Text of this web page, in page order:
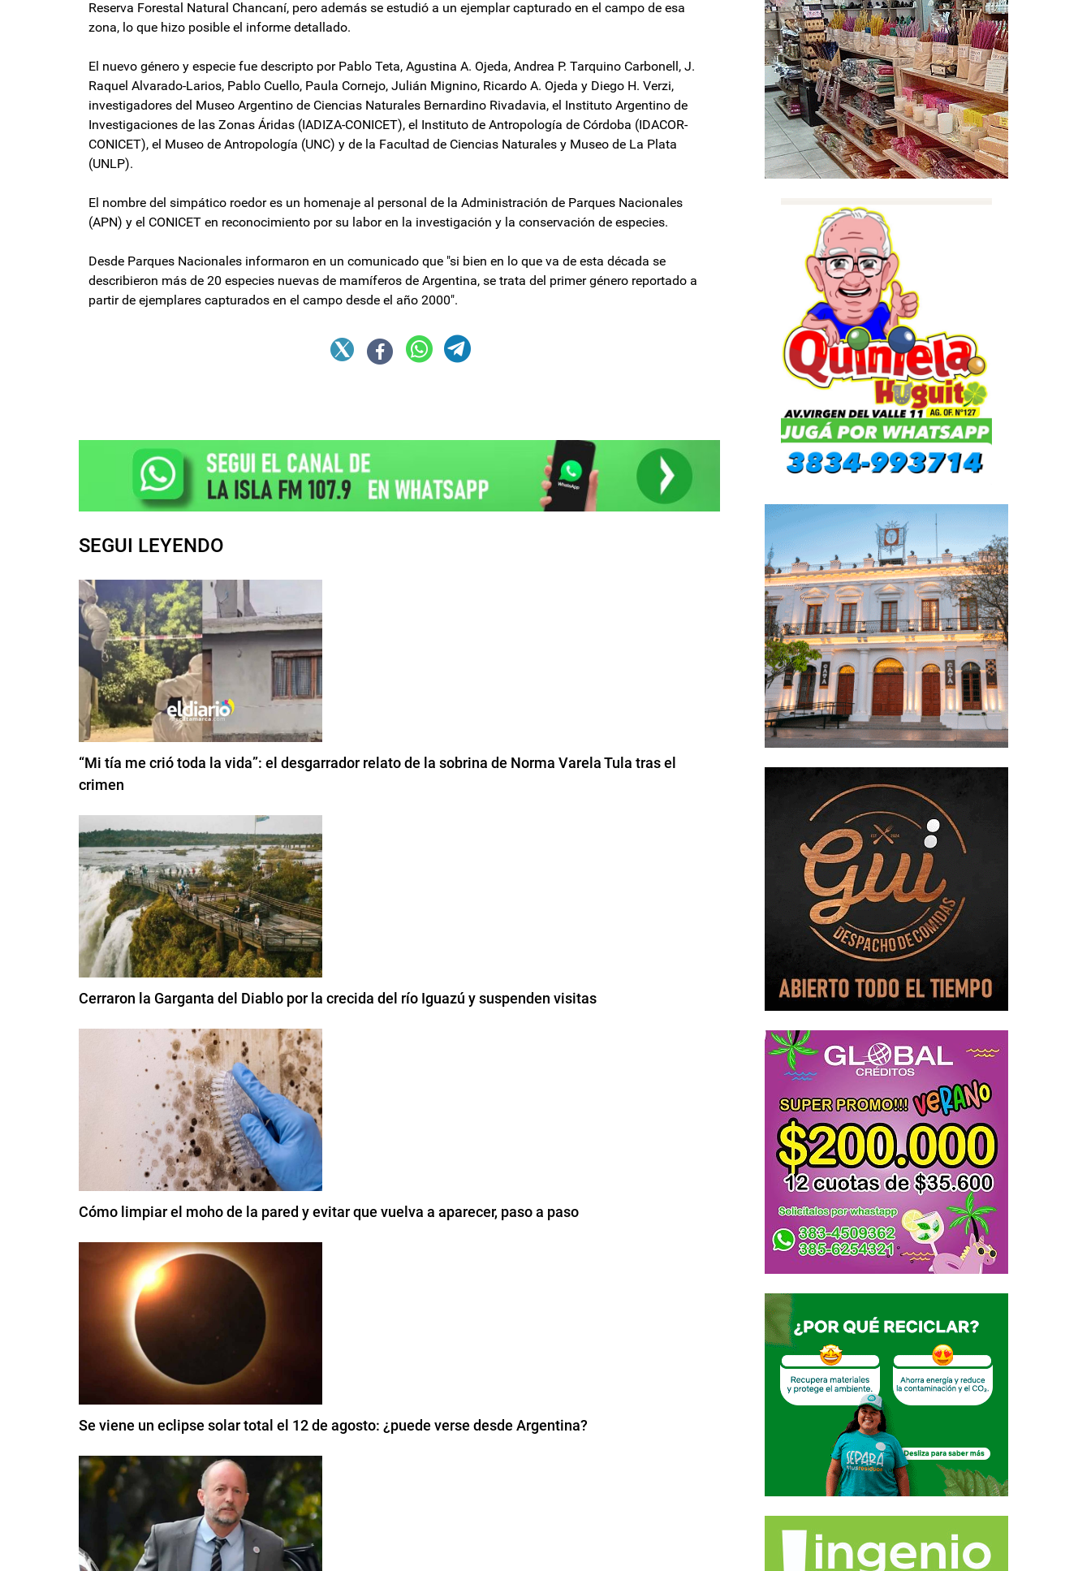
Reserva Forestal Natural Chancaní, pero además se estudió a un ejemplar capturado en el campo de esa
zona, lo que hizo posible el informe detallado.
El nuevo género y especie fue descripto por Pablo Teta, Agustina A. Ojeda, Andrea P. Tarquino Carbonell, J.
Raquel Alvarado-Larios, Pablo Cuello, Paula Cornejo, Julián Mignino, Ricardo A. Ojeda y Diego H. Verzi,
investigadores del Museo Argentino de Ciencias Naturales Bernardino Rivadavia, el Instituto Argentino de
Investigaciones de las Zonas Áridas (IADIZA-CONICET), el Instituto de Antropología de Córdoba (IDACOR-
CONICET), el Museo de Antropología (UNC) y de la Facultad de Ciencias Naturales y Museo de La Plata
(UNLP).
El nombre del simpático roedor es un homenaje al personal de la Administración de Parques Nacionales
(APN) y el CONICET en reconocimiento por su labor en la investigación y la conservación de especies.
Desde Parques Nacionales informaron en un comunicado que "si bien en lo que va de esta década se
describieron más de 20 especies nuevas de mamíferos de Argentina, se trata del primer género reportado a
partir de ejemplares capturados en el campo desde el año 2000".
SEGUI LEYENDO
“Mi tía me crió toda la vida”: el desgarrador relato de la sobrina de Norma Varela Tula tras el
crimen
Cerraron la Garganta del Diablo por la crecida del río Iguazú y suspenden visitas
Cómo limpiar el moho de la pared y evitar que vuelva a aparecer, paso a paso
Se viene un eclipse solar total el 12 de agosto: ¿puede verse desde Argentina?